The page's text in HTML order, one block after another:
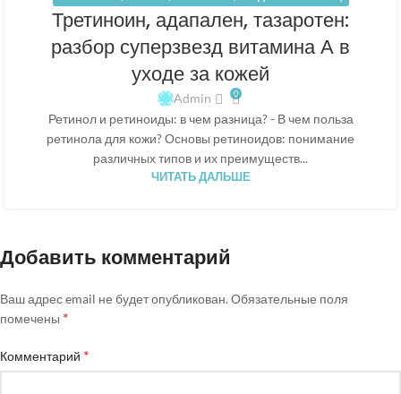
Третиноин, адапален, тазаротен:
разбор суперзвезд витамина А в
уходе за кожей
Admin 0
Ретинол и ретиноиды: в чем разница? - В чем польза
ретинола для кожи? Основы ретиноидов: понимание
различных типов и их преимуществ...
ЧИТАТЬ ДАЛЬШЕ
Добавить комментарий
Ваш адрес email не будет опубликован. Обязательные поля
помечены *
Комментарий *